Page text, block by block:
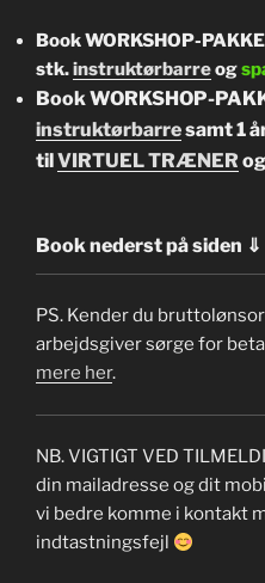
Book WORKSHOP-
stk.instruktørbarreog
Book WORKSHOP-
instruktørbarresamt 1
tilVIRTUEL TRÆNER og
Book nederst på siden ⇓
PS. Kender du
arbejdsgiver sørge for
mere her.
NB. VIGTIGT VED
din mailadresse og dit
vi bedre komme i kontakt
indtastningsfejl